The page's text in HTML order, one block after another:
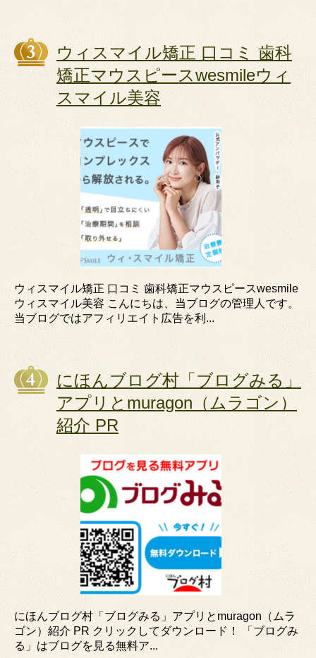
ウィスマイル矯正 口コミ 歯科
矯正マウスピースwesmileウィ
スマイル美容
ウィスマイル矯正 口コミ 歯科矯正マウスピースwesmile
ウィスマイル美容 こんにちは、当ブログの管理人です。
当ブログではアフィリエイト広告を利...
にほんブログ村「ブログみる」
アプリとmuragon（ムラゴン）
紹介 PR
にほんブログ村「ブログみる」アプリとmuragon（ムラ
ゴン）紹介 PR クリックしてダウンロード！ 「ブログみ
る」はブログを見る無料ア...